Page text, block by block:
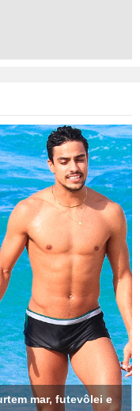
mar, futevôlei e